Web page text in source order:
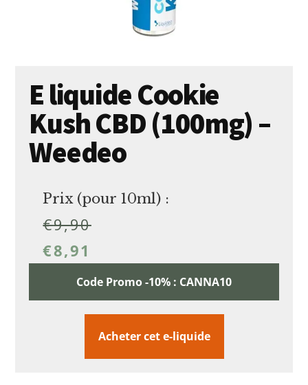
E liquide Cookie
Kush CBD (100mg) –
Weedeo
Prix (pour 10ml) :
€9,90
€8,91
Code Promo -10% : CANNA10
Acheter cet e-liquide